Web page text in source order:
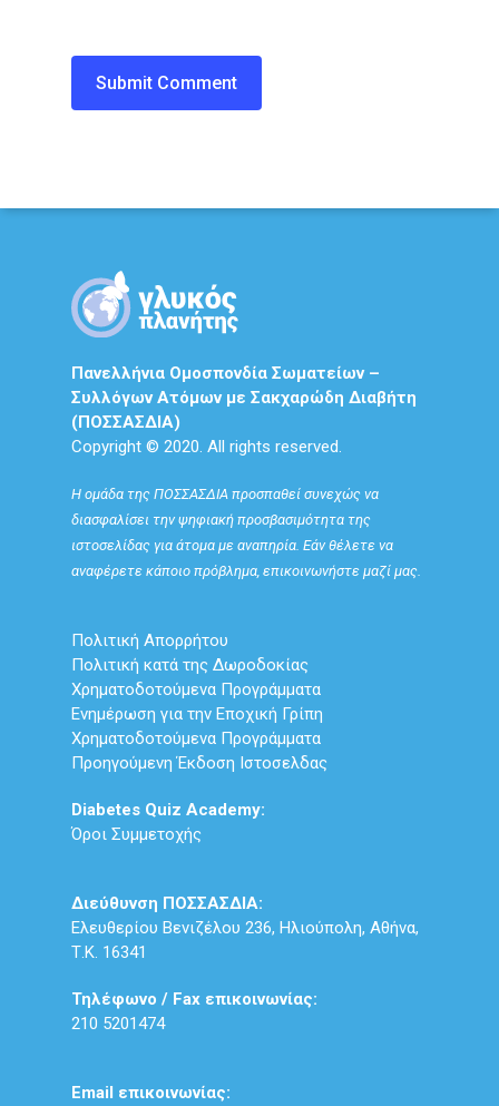
Πανελλήνια Ομοσπονδία Σωματείων –
Συλλόγων Ατόμων με Σακχαρώδη Διαβήτη
(ΠΟΣΣΑΣΔΙΑ)
Copyright © 2020. All rights reserved.
Η ομάδα της ΠΟΣΣΑΣΔΙΑ προσπαθεί συνεχώς να
διασφαλίσει την ψηφιακή προσβασιμότητα της
ιστοσελίδας για άτομα με αναπηρία. Εάν θέλετε να
αναφέρετε κάποιο πρόβλημα, επικοινωνήστε μαζί μας.
Πολιτική Απορρήτου
Πολιτική κατά της Δωροδοκίας
Χρηματοδοτούμενα Προγράμματα
Ενημέρωση για την Εποχική Γρίπη
Χρηματοδοτούμενα Προγράμματα
Προηγούμενη Έκδοση Ιστοσελδας
Diabetes Quiz Academy:
Όροι Συμμετοχής
Διεύθυνση ΠΟΣΣΑΣΔΙΑ:
Ελευθερίου Βενιζέλου 236, Ηλιούπολη, Αθήνα,
Τ.Κ. 16341
Τηλέφωνο / Fax επικοινωνίας:
210 5201474
Email επικοινωνίας: